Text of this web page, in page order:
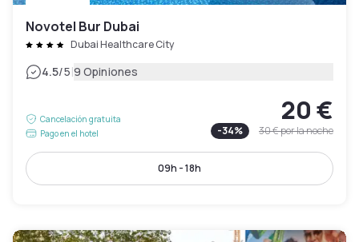
Novotel Bur Dubai
Dubai Healthcare City
4.5/5|9 Opiniones
Cancelación gratuita
Pago en el hotel
20 €
-34% 30 €por la noche
09h - 18h